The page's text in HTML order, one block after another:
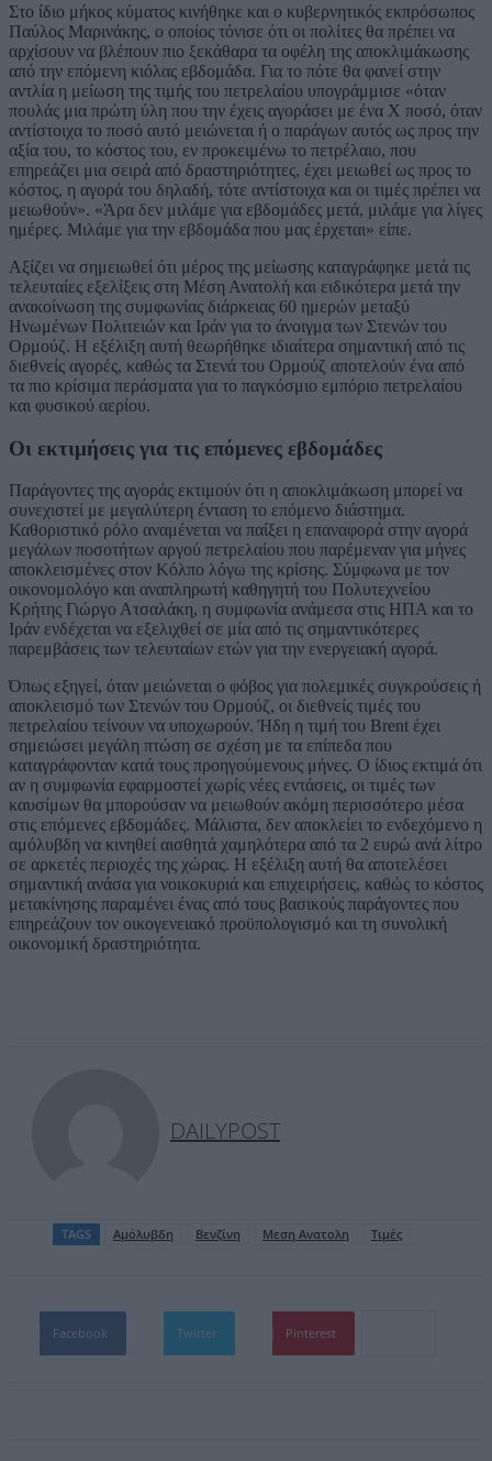
Στο ίδιο μήκος κύματος κινήθηκε και ο κυβερνητικός εκπρόσωπος
Παύλος Μαρινάκης, ο οποίος τόνισε ότι οι πολίτες θα πρέπει να
αρχίσουν να βλέπουν πιο ξεκάθαρα τα οφέλη της αποκλιμάκωσης
από την επόμενη κιόλας εβδομάδα. Για το πότε θα φανεί στην
αντλία η μείωση της τιμής του πετρελαίου υπογράμμισε «όταν
πουλάς μια πρώτη ύλη που την έχεις αγοράσει με ένα Χ ποσό, όταν
αντίστοιχα το ποσό αυτό μειώνεται ή ο παράγων αυτός ως προς την
αξία του, το κόστος του, εν προκειμένω το πετρέλαιο, που
επηρεάζει μια σειρά από δραστηριότητες, έχει μειωθεί ως προς το
κόστος, η αγορά του δηλαδή, τότε αντίστοιχα και οι τιμές πρέπει να
μειωθούν». «Άρα δεν μιλάμε για εβδομάδες μετά, μιλάμε για λίγες
ημέρες. Μιλάμε για την εβδομάδα που μας έρχεται» είπε.
Αξίζει να σημειωθεί ότι μέρος της μείωσης καταγράφηκε μετά τις
τελευταίες εξελίξεις στη Μέση Ανατολή και ειδικότερα μετά την
ανακοίνωση της συμφωνίας διάρκειας 60 ημερών μεταξύ
Ηνωμένων Πολιτειών και Ιράν για το άνοιγμα των Στενών του
Ορμούζ. Η εξέλιξη αυτή θεωρήθηκε ιδιαίτερα σημαντική από τις
διεθνείς αγορές, καθώς τα Στενά του Ορμούζ αποτελούν ένα από
τα πιο κρίσιμα περάσματα για το παγκόσμιο εμπόριο πετρελαίου
και φυσικού αερίου.
Οι εκτιμήσεις για τις επόμενες εβδομάδες
Παράγοντες της αγοράς εκτιμούν ότι η αποκλιμάκωση μπορεί να
συνεχιστεί με μεγαλύτερη ένταση το επόμενο διάστημα.
Καθοριστικό ρόλο αναμένεται να παίξει η επαναφορά στην αγορά
μεγάλων ποσοτήτων αργού πετρελαίου που παρέμεναν για μήνες
αποκλεισμένες στον Κόλπο λόγω της κρίσης. Σύμφωνα με τον
οικονομολόγο και αναπληρωτή καθηγητή του Πολυτεχνείου
Κρήτης Γιώργο Ατσαλάκη, η συμφωνία ανάμεσα στις ΗΠΑ και το
Ιράν ενδέχεται να εξελιχθεί σε μία από τις σημαντικότερες
παρεμβάσεις των τελευταίων ετών για την ενεργειακή αγορά.
Όπως εξηγεί, όταν μειώνεται ο φόβος για πολεμικές συγκρούσεις ή
αποκλεισμό των Στενών του Ορμούζ, οι διεθνείς τιμές του
πετρελαίου τείνουν να υποχωρούν. Ήδη η τιμή του Brent έχει
σημειώσει μεγάλη πτώση σε σχέση με τα επίπεδα που
καταγράφονταν κατά τους προηγούμενους μήνες. Ο ίδιος εκτιμά ότι
αν η συμφωνία εφαρμοστεί χωρίς νέες εντάσεις, οι τιμές των
καυσίμων θα μπορούσαν να μειωθούν ακόμη περισσότερο μέσα
στις επόμενες εβδομάδες. Μάλιστα, δεν αποκλείει το ενδεχόμενο η
αμόλυβδη να κινηθεί αισθητά χαμηλότερα από τα 2 ευρώ ανά λίτρο
σε αρκετές περιοχές της χώρας. Η εξέλιξη αυτή θα αποτελέσει
σημαντική ανάσα για νοικοκυριά και επιχειρήσεις, καθώς το κόστος
μετακίνησης παραμένει ένας από τους βασικούς παράγοντες που
επηρεάζουν τον οικογενειακό προϋπολογισμό και τη συνολική
οικονομική δραστηριότητα.
DAILYPOST
TAGS Αμόλυβδη Βενζίνη Μεση Ανατολη Τιμές
Facebook Twitter Pinterest